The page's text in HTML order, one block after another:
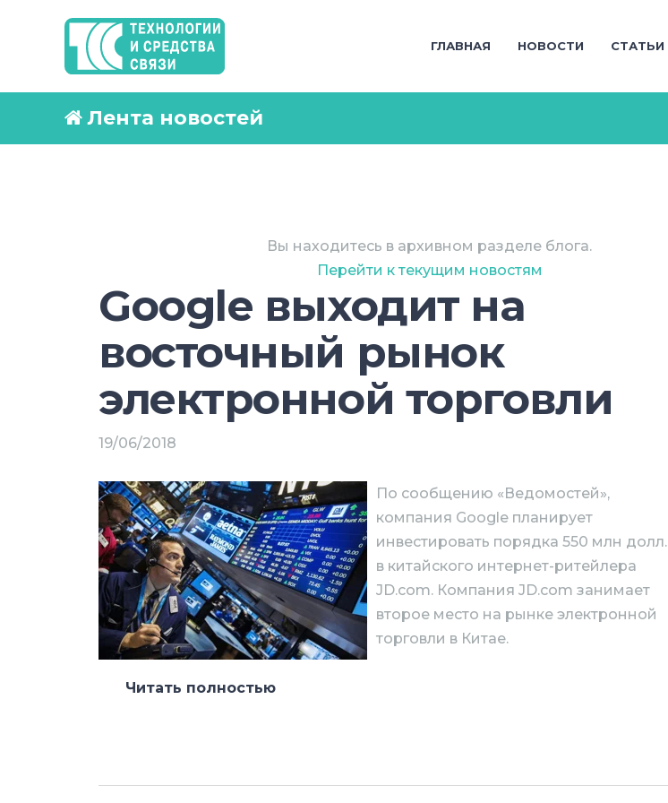
ГЛАВНАЯ НОВОСТИ СТАТЬИ
Лента новостей
Вы находитесь в архивном разделе блога.
Перейти к текущим новостям
Google выходит на
восточный рынок
электронной торговли
19/06/2018
По сообщению «Ведомостей»,
компания Google планирует
инвестировать порядка 550 млн долл.
в китайского интернет-ритейлера
JD.com. Компания JD.com занимает
второе место на рынке электронной
торговли в Китае.
Читать полностью